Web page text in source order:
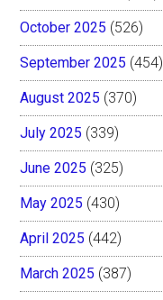
October 2025 (526)
September 2025 (454)
August 2025 (370)
July 2025 (339)
June 2025 (325)
May 2025 (430)
April 2025 (442)
March 2025 (387)